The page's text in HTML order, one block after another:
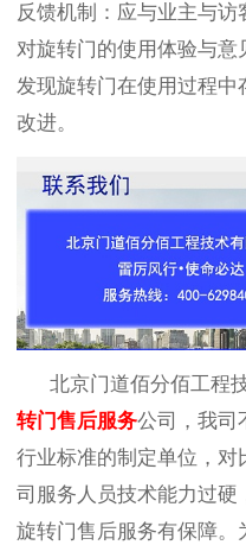
反馈机制：应与业主与
对旋转门的使用体验与
发现旋转门在使用过程
改进。
北京门道佰分佰工程
转门售后服务公司，我司
行业标准的制定单位 ，
司服务人员技术能力过硬
旋转门售后服务有保障。